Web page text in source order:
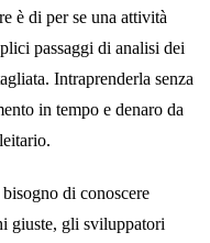
è di per se una attività
passaggi di analisi dei
Intraprenderla senza
in tempo e denaro da
di conoscere
giuste, gli sviluppatori